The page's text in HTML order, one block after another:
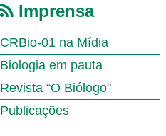
Imprensa
CRBio-01 na Mídia
Biologia em pauta
Revista “O Biólogo"
Publicações